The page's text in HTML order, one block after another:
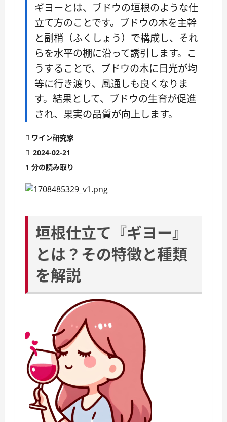
ギヨーとは、ブドウの垣根のような仕
立て方のことです。ブドウの木を主幹
と副梢（ふくしょう）で構成し、それ
らを水平の棚に沿って誘引します。こ
うすることで、ブドウの木に日光が均
等に行き渡り、風通しも良くなりま
す。結果として、ブドウの生育が促進
され、果実の品質が向上します。
ワイン研究家
2024-02-21
1 分の読み取り
垣根仕立て『ギヨー』
とは？その特徴と種類
を解説